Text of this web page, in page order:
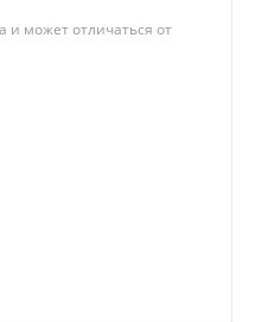
и может отличаться от